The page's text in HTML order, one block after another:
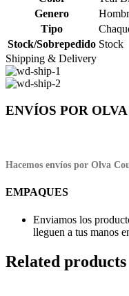
Genero
Tipo
Stock/Sobrepedido Stock
Shipping & Delivery
ENVÍOS POR
Hacemos envíos por Olva
EMPAQUES
Enviamos los
lleguen a tus manos
Related products